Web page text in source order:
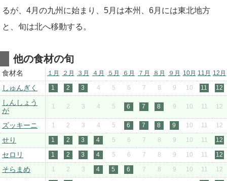
るが、4月の九州に始まり、5月は本州、6月には東北地方
と、旬は北へ移動する。
他の食材の旬
食材名 １月 ２月 ３月 ４月 ５月 ６月 ７月 ８月 ９月 10月 11月 12月
しゅんぎく 1 2 3 4 5 6 7 8 9 10 11 12
しんしょう
が
1 2 3 4 5 6 7 8 9 10 11 12
ズッキーニ 1 2 3 4 5 6 7 8 9 10 11 12
せり 1 2 3 4 5 6 7 8 9 10 11 12
セロリ 1 2 3 4 5 6 7 8 9 10 11 12
そらまめ 1 2 3 4 5 6 7 8 9 10 11 12